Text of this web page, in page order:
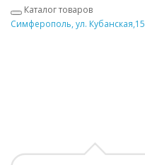
Каталог товаров
Симферополь, ул. Кубанская,15